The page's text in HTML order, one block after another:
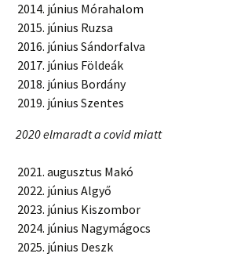
június Mórahalom
június Ruzsa
június Sándorfalva
június Földeák
június Bordány
június Szentes
2020 elmaradt a covid miatt
augusztus Makó
június Algyő
június Kiszombor
június Nagymágocs
június Deszk